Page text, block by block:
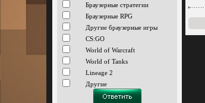
Браузерные стратегии
Браузерные RPG
Другие браузерные игры
CS:GO
World of Warcraft
World of Tanks
Lineage 2
Другие